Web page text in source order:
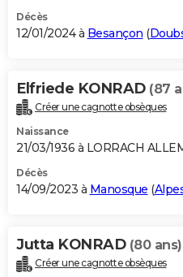
Décès
12/01/2024 à Besançon (
Elfriede KONRAD (87
Créer une cagnotte obsèques
Naissance
21/03/1936 à LORRACH
Décès
14/09/2023 à Manosque (
Jutta KONRAD (80 ans)
Créer une cagnotte obsèques